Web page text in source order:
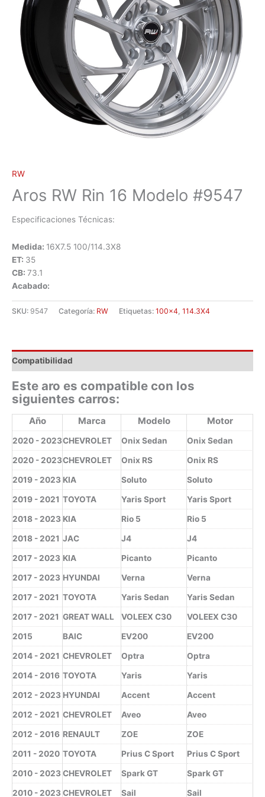
RW
Aros RW Rin 16 Modelo #9547
Especificaciones Técnicas:
Medida: 16X7.5 100/114.3X8
ET: 35
CB: 73.1
Acabado:
SKU: 9547 Categoría: RW Etiquetas: 100x4 114.3X4
Compatibilidad
Este aro es compatible con los
siguientes carros:
Año Marca Modelo Motor
2020 - 2023CHEVROLET Onix Sedan Onix Sedan
2020 - 2023CHEVROLET Onix RS Onix RS
2019 - 2023 KIA Soluto Soluto
2019 - 2021 TOYOTA Yaris Sport Yaris Sport
2018 - 2023 KIA Rio 5 Rio 5
2018 - 2021 JAC J4 J4
2017 - 2023 KIA Picanto Picanto
2017 - 2023 HYUNDAI Verna Verna
2017 - 2021 TOYOTA Yaris Sedan Yaris Sedan
2017 - 2021 GREAT WALL VOLEEX C30 VOLEEX C30
2015 BAIC EV200 EV200
2014 - 2021 CHEVROLET Optra Optra
2014 - 2016 TOYOTA Yaris Yaris
2012 - 2023 HYUNDAI Accent Accent
2012 - 2021 CHEVROLET Aveo Aveo
2012 - 2016 RENAULT ZOE ZOE
2011 - 2020 TOYOTA Prius C Sport Prius C Sport
2010 - 2023CHEVROLET Spark GT Spark GT
2010 - 2023CHEVROLET Sail Sail